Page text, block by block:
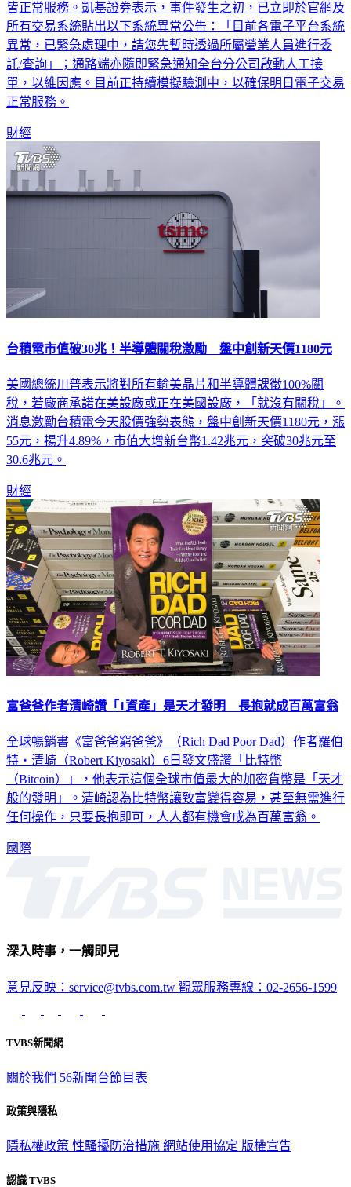
皆正常服務。凱基證券表示，事件發生之初，已立即於官網及
所有交易系統貼出以下系統異常公告：「目前各電子平台系統
異常，已緊急處理中，請您先暫時透過所屬營業人員進行委
託/查詢」；通路端亦隨即緊急通知全台分公司啟動人工接
單，以維因應。目前正持續模擬驗測中，以確保明日電子交易
正常服務。
財經
台積電市值破30兆！半導體關稅激勵 盤中創新天價1180元
美國總統川普表示將對所有輸美晶片和半導體課徵100%關
稅，若廠商承諾在美設廠或正在美國設廠，「就沒有關稅」。
消息激勵台積電今天股價強勢表態，盤中創新天價1180元，漲
55元，揚升4.89%，市值大增新台幣1.42兆元，突破30兆元至
30.6兆元。
財經
富爸爸作者清崎讚「1資產」是天才發明 長抱就成百萬富翁
全球暢銷書《富爸爸窮爸爸》（Rich Dad Poor Dad）作者羅伯
特・清崎（Robert Kiyosaki）6日發文盛讚「比特幣
（Bitcoin）」，他表示這個全球市值最大的加密貨幣是「天才
般的發明」。清崎認為比特幣讓致富變得容易，甚至無需進行
任何操作，只要長抱即可，人人都有機會成為百萬富翁。
國際
深入時事，一觸即見
意見反映：service@tvbs.com.tw 觀眾服務專線：02-2656-1599
TVBS新聞網
關於我們 56新聞台節目表
政策與隱私
隱私權政策 性騷擾防治措施 網站使用協定 版權宣告
認識 TVBS